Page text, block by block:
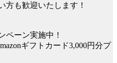
方も歓迎いたします！
ーン実施中！
ギフトカード3,000円分プ